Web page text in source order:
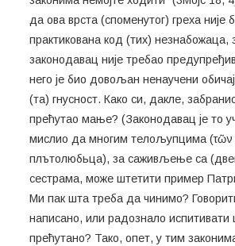
да ова врста (споменутог) греха није
практикована код (тих) незнабожаца,
законодавац није требао
него је био довољан ненаучени
(та) гнусност. Како си, дакле,
прећутао мање? (Законодавац је то
мислио да многим телољупцима (τῶν
плътолюбьца), за саживљење са
сестрама, може штетити пример
Ми пак шта треба да чинимо?
написано, или радознало испитивати
прећутано? Тако, опет, у тим